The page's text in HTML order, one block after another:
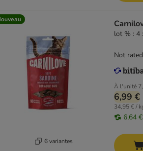
6 variantes
lot % : 4
À l'unité
6,99 €
34,95 € /
6,64 €
Not rated